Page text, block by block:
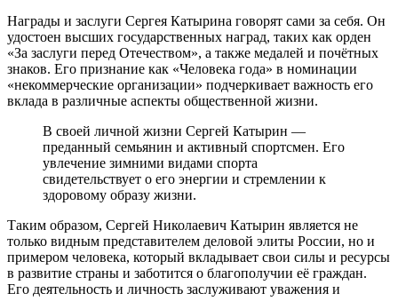
Награды и заслуги Сергея Катырина говорят сами за себя. Он
удостоен высших государственных наград, таких как орден
«За заслуги перед Отечеством», а также медалей и почётных
знаков. Его признание как «Человека года» в номинации
«некоммерческие организации» подчеркивает важность его
вклада в различные аспекты общественной жизни.
В своей личной жизни Сергей Катырин —
преданный семьянин и активный спортсмен. Его
увлечение зимними видами спорта
свидетельствует о его энергии и стремлении к
здоровому образу жизни.
Таким образом, Сергей Николаевич Катырин является не
только видным представителем деловой элиты России, но и
примером человека, который вкладывает свои силы и ресурсы
в развитие страны и заботится о благополучии её граждан.
Его деятельность и личность заслуживают уважения и